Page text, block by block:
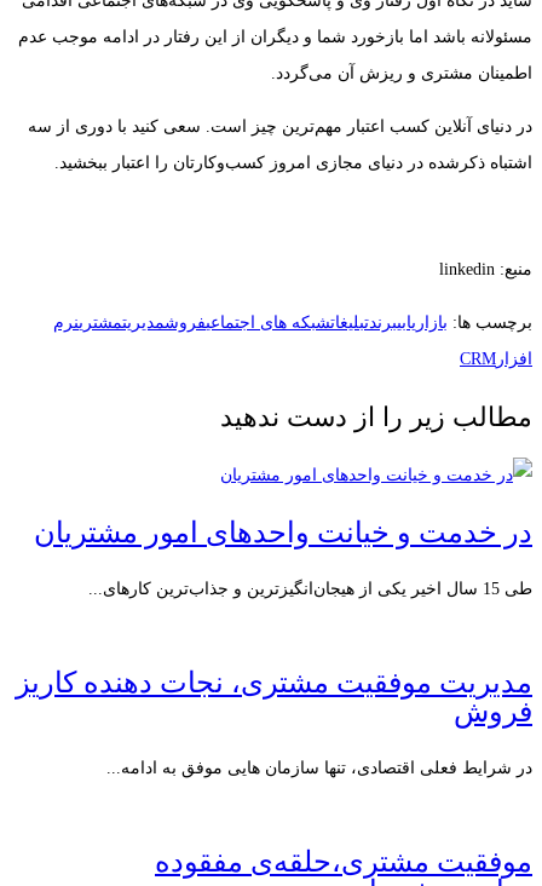
مسئولانه باشد اما بازخورد شما و دیگران از این رفتار در ادامه موجب عدم
اطمینان مشتری و ریزش آن می‌گردد.
در دنیای آنلاین کسب اعتبار مهم‌ترین چیز است. سعی کنید با دوری از سه
اشتباه ذکرشده در دنیای مجازی امروز کسب‌وکارتان را اعتبار ببخشید.
منبع: linkedin
برچسب ها: بازاریابیبرندتبلیغاتشبکه های اجتماعیفروشمدیریتمشترینرم
افزارCRM
مطالب زیر را از دست ندهید
در خدمت و خیانت واحدهای امور مشتریان
طی 15 سال اخیر یکی از هیجان‌انگیزترین و جذاب‌ترین کارهای...
مدیریت موفقیت مشتری، نجات دهنده کاریز
فروش
در شرایط فعلی اقتصادی، تنها سازمان هایی موفق به ادامه...
موفقیت مشتری،حلقه‌ی مفقوده